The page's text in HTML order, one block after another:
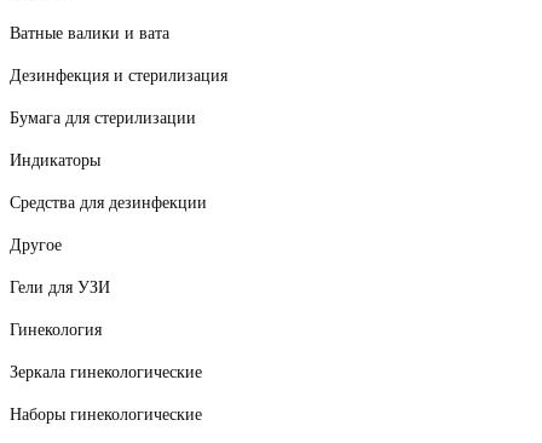
Ватные валики и вата
Дезинфекция и стерилизация
Бумага для стерилизации
Индикаторы
Средства для дезинфекции
Другое
Гели для УЗИ
Гинекология
Зеркала гинекологические
Наборы гинекологические